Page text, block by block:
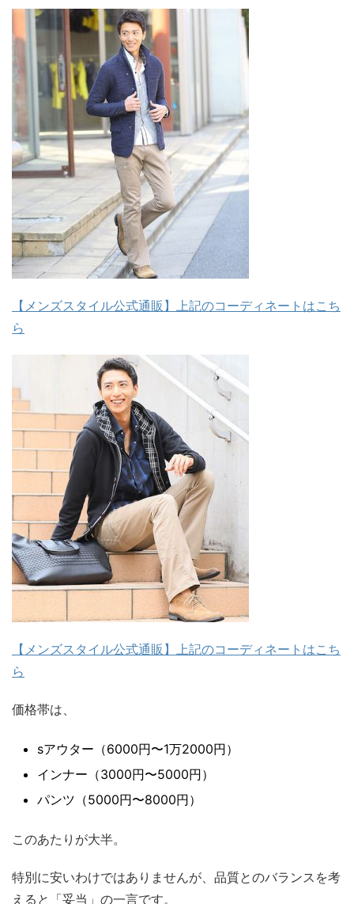
【メンズスタイル公式通販】上記のコーディネートはこち
ら
【メンズスタイル公式通販】上記のコーディネートはこち
ら
価格帯は、
sアウター（6000円〜1万2000円）
インナー（3000円〜5000円）
パンツ（5000円〜8000円）
このあたりが大半。
特別に安いわけではありませんが、品質とのバランスを考
えると「妥当」の一言です。